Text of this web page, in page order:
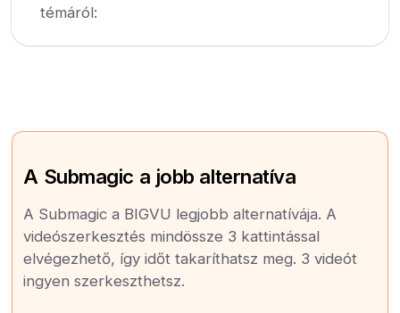
témáról:
A Submagic a jobb alternatíva
A Submagic a BIGVU legjobb alternatívája. A
videószerkesztés mindössze 3 kattintással
elvégezhető, így időt takaríthatsz meg. 3 videót
ingyen szerkeszthetsz.